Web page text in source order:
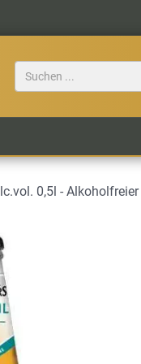
0,5l - Alkoholfreier